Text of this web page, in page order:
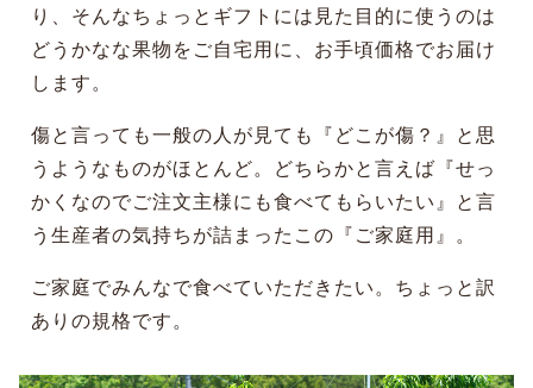
り、そんなちょっとギフトには見た目的に使うのは
どうかなな果物をご自宅用に、お手頃価格でお届け
します。
傷と言っても一般の人が見ても『どこが傷？』と思
うようなものがほとんど。どちらかと言えば『せっ
かくなのでご注文主様にも食べてもらいたい』と言
う生産者の気持ちが詰まったこの『ご家庭用』。
ご家庭でみんなで食べていただきたい。ちょっと訳
ありの規格です。